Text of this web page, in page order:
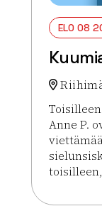
ELO 08
Anne P.
Lue